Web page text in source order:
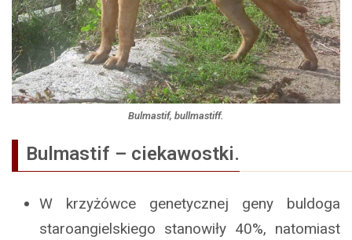
Bulmastif, bullmastiff.
Bulmastif – ciekawostki.
W krzyżówce genetycznej geny buldoga
staroangielskiego stanowiły 40%, natomiast